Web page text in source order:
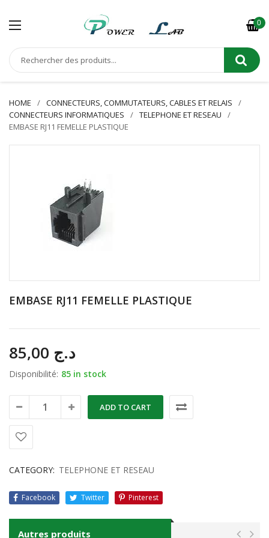
0
HOME
CONNECTEURS, COMMUTATEURS, CABLES ET RELAIS
CONNECTEURS INFORMATIQUES
TELEPHONE ET RESEAU
EMBASE RJ11 FEMELLE PLASTIQUE
EMBASE RJ11 FEMELLE PLASTIQUE
د.ج
Disponibilité: 85 in stock
ADD TO CART
CATEGORY: TELEPHONE ET RESEAU
Facebook Twitter Pinterest
Autres produits